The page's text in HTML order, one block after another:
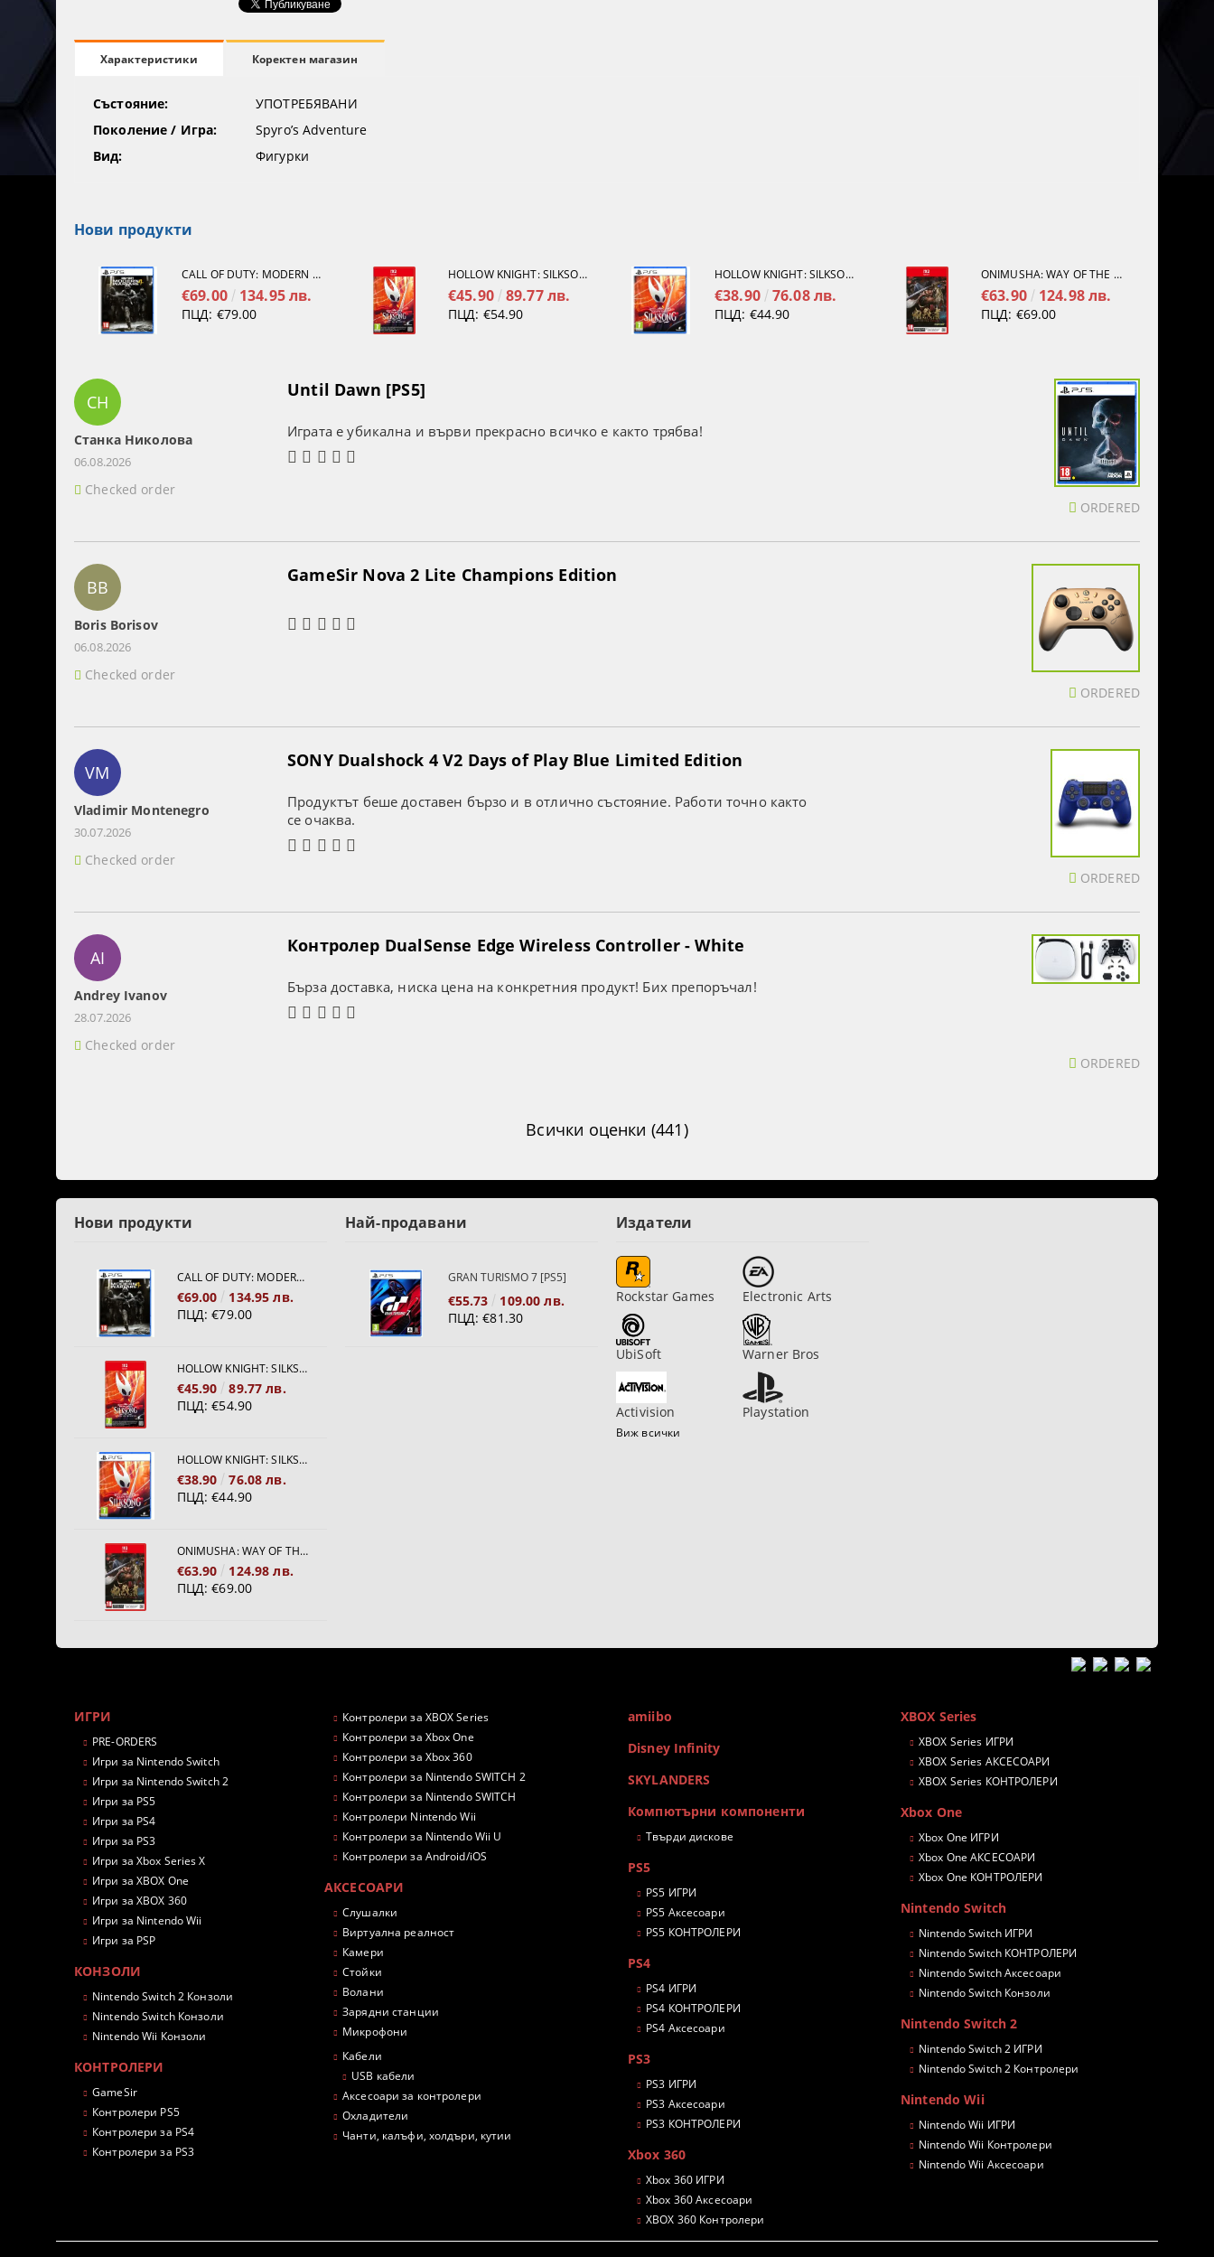
Характеристики Коректен магазин
Състояние:
УПОТРЕБЯВАНИ
Поколение / Игра:
Spyro’s Adventure
Вид:
Фигурки
Нови продукти
CALL OF DUTY: MODERN WARFARE 4[PS5]
€69.00 134.95 лв.
ПЦД: €79.00
HOLLOW KNIGHT: SILKSONG [NINTENDO SWITCH 2]
€45.90 89.77 лв.
ПЦД: €54.90
HOLLOW KNIGHT: SILKSONG [PS5]
€38.90 76.08 лв.
ПЦД: €44.90
ONIMUSHA: WAY OF THE SWORD [NINTENDO SWITCH 2]
€63.90 124.98 лв.
ПЦД: €69.00
СН
Станка Николова
06.08.2026
Checked order
Until Dawn [PS5]
Играта е убикална и върви прекрасно всичко е както трябва!
ORDERED
BB
Boris Borisov
06.08.2026
Checked order
GameSir Nova 2 Lite Champions Edition
ORDERED
VM
Vladimir Montenegro
30.07.2026
Checked order
SONY Dualshock 4 V2 Days of Play Blue Limited Edition
Продуктът беше доставен бързо и в отлично състояние. Работи точно както
се очаква.
ORDERED
AI
Andrey Ivanov
28.07.2026
Checked order
Контролер DualSense Edge Wireless Controller - White
Бърза доставка, ниска цена на конкретния продукт! Бих препоръчал!
ORDERED
Всички оценки (441)
Нови продукти
CALL OF DUTY: MODERN WARFARE 4[PS5]
€69.00
134.95 лв.
ПЦД: €79.00
HOLLOW KNIGHT: SILKSONG [NINTENDO SWITCH 2]
€45.90
89.77 лв.
ПЦД: €54.90
HOLLOW KNIGHT: SILKSONG [PS5]
€38.90
76.08 лв.
ПЦД: €44.90
ONIMUSHA: WAY OF THE SWORD [NINTENDO SWITCH 2]
€63.90
124.98 лв.
ПЦД: €69.00
Най-продавани
GRAN TURISMO 7 [PS5]
€55.73
109.00 лв.
ПЦД: €81.30
Издатели
Rockstar Games Electronic Arts
UbiSoft Warner Bros
Activision Playstation
Виж всички
ИГРИ
PRE-ORDERS
Игри за Nintendo Switch
Игри за Nintendo Switch 2
Игри за PS5
Игри за PS4
Игри за PS3
Игри за Xbox Series X
Игри за XBOX One
Игри за XBOX 360
Игри за Nintendo Wii
Игри за PSP
КОНЗОЛИ
Nintendo Switch 2 Конзоли
Nintendo Switch Конзоли
Nintendo Wii Конзоли
КОНТРОЛЕРИ
GameSir
Контролери PS5
Контролери за PS4
Контролери за PS3
Контролери за XBOX Series
Контролери за Xbox One
Контролери за Xbox 360
Контролери за Nintendo SWITCH 2
Контролери за Nintendo SWITCH
Контролери Nintendo Wii
Контролери за Nintendo Wii U
Контролери за Android/iOS
АКСЕСОАРИ
Слушалки
Виртуална реалност
Камери
Стойки
Волани
Зарядни станции
Микрофони
Кабели
USB кабели
Аксесоари за контролери
Охладители
Чанти, калъфи, холдъри, кутии
amiibo
Disney Infinity
SKYLANDERS
Компютърни компоненти
Твърди дискове
PS5
PS5 ИГРИ
PS5 Аксесоари
PS5 КОНТРОЛЕРИ
PS4
PS4 ИГРИ
PS4 КОНТРОЛЕРИ
PS4 Аксесоари
PS3
PS3 ИГРИ
PS3 Аксесоари
PS3 КОНТРОЛЕРИ
Xbox 360
Xbox 360 ИГРИ
Xbox 360 Аксесоари
XBOX 360 Контролери
XBOX Series
XBOX Series ИГРИ
XBOX Series АКСЕСОАРИ
XBOX Series КОНТРОЛЕРИ
Xbox One
Xbox One ИГРИ
Xbox One АКСЕСОАРИ
Xbox One КОНТРОЛЕРИ
Nintendo Switch
Nintendo Switch ИГРИ
Nintendo Switch КОНТРОЛЕРИ
Nintendo Switch Аксесоари
Nintendo Switch Конзоли
Nintendo Switch 2
Nintendo Switch 2 ИГРИ
Nintendo Switch 2 Контролери
Nintendo Wii
Nintendo Wii ИГРИ
Nintendo Wii Контролери
Nintendo Wii Аксесоари